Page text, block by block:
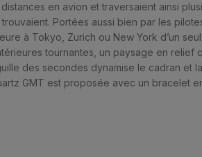
en avion et traversaient ainsi
Portées aussi bien par les
à Tokyo, Zurich ou New York d’un
tournantes, un paysage en
des secondes dynamise le cadran
GMT est proposée avec un bracelet